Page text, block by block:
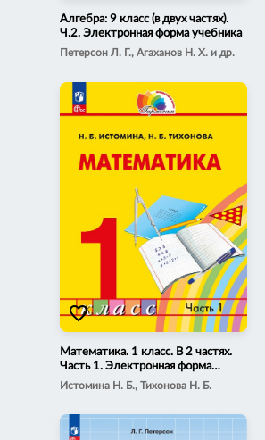
Алгебра: 9 класс (в двух частях).
Ч.2. Электронная форма учебника
Петерсон Л. Г., Агаханов Н. Х. и др.
Математика. 1 класс. В 2 частях.
Часть 1. Электронная форма
учебного пособия
Истомина Н. Б., Тихонова Н. Б.
favorite_border